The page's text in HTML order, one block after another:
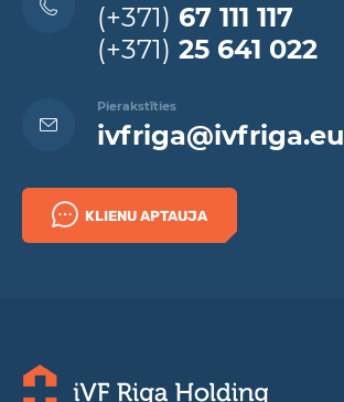
(+371) 67 111 117
(+371) 25 641 022
Pierakstīties
ivfriga@ivfriga.eu
KLIENU APTAUJA